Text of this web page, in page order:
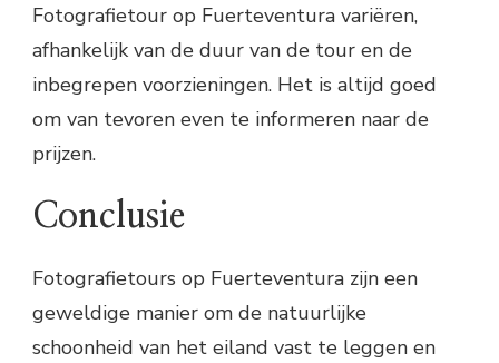
Fotografietour op Fuerteventura variëren,
afhankelijk van de duur van de tour en de
inbegrepen voorzieningen. Het is altijd goed
om van tevoren even te informeren naar de
prijzen.
Conclusie
Fotografietours op Fuerteventura zijn een
geweldige manier om de natuurlijke
schoonheid van het eiland vast te leggen en